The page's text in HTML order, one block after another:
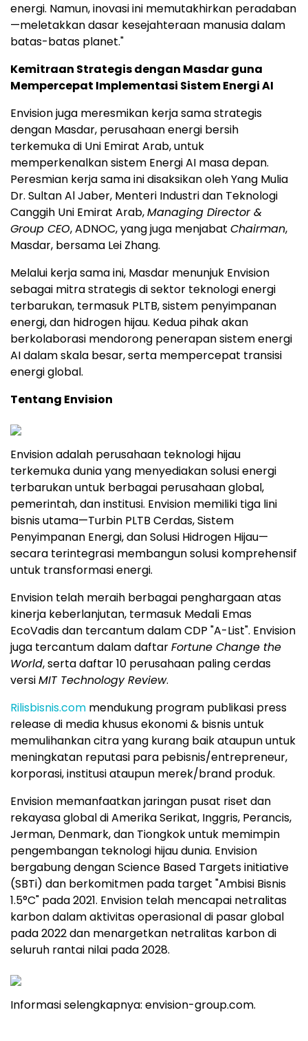
energi. Namun, inovasi ini memutakhirkan peradaban
—meletakkan dasar kesejahteraan manusia dalam
batas-batas planet."
Kemitraan Strategis dengan Masdar guna
Mempercepat Implementasi Sistem Energi AI
Envision juga meresmikan kerja sama strategis
dengan Masdar, perusahaan energi bersih
terkemuka di Uni Emirat Arab, untuk
memperkenalkan sistem Energi AI masa depan.
Peresmian kerja sama ini disaksikan oleh Yang Mulia
Dr. Sultan Al Jaber, Menteri Industri dan Teknologi
Canggih Uni Emirat Arab,Managing Director &
Group CEO, ADNOC, yang juga menjabat Chairman,
Masdar, bersama Lei Zhang.
Melalui kerja sama ini, Masdar menunjuk Envision
sebagai mitra strategis di sektor teknologi energi
terbarukan, termasuk PLTB, sistem penyimpanan
energi, dan hidrogen hijau. Kedua pihak akan
berkolaborasi mendorong penerapan sistem energi
AI dalam skala besar, serta mempercepat transisi
energi global.
Tentang Envision
Envision adalah perusahaan teknologi hijau
terkemuka dunia yang menyediakan solusi energi
terbarukan untuk berbagai perusahaan global,
pemerintah, dan institusi. Envision memiliki tiga lini
bisnis utama—Turbin PLTB Cerdas, Sistem
Penyimpanan Energi, dan Solusi Hidrogen Hijau—
secara terintegrasi membangun solusi komprehensif
untuk transformasi energi.
Envision telah meraih berbagai penghargaan atas
kinerja keberlanjutan, termasuk Medali Emas
EcoVadis dan tercantum dalam CDP "A-List". Envision
juga tercantum dalam daftarFortune Change the
World, serta daftar 10 perusahaan paling cerdas
versiMIT Technology Review.
Rilisbisnis.com mendukung program publikasi press
release di media khusus ekonomi & bisnis untuk
memulihankan citra yang kurang baik ataupun untuk
meningkatan reputasi para pebisnis/entrepreneur,
korporasi, institusi ataupun merek/brand produk.
Envision memanfaatkan jaringan pusat riset dan
rekayasa global di Amerika Serikat, Inggris, Perancis,
Jerman, Denmark, dan Tiongkok untuk memimpin
pengembangan teknologi hijau dunia. Envision
bergabung dengan Science Based Targets initiative
(SBTi) dan berkomitmen pada target "Ambisi Bisnis
1.5°C" pada 2021. Envision telah mencapai netralitas
karbon dalam aktivitas operasional di pasar global
pada 2022 dan menargetkan netralitas karbon di
seluruh rantai nilai pada 2028.
Informasi selengkapnya: envision-group.com.